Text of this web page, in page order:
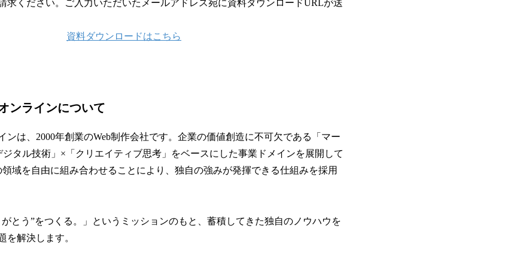
求ください。ご入力いただいたメールアドレス宛に資料ダウンロードURLが送
資料ダウンロードはこちら
ンラインについて
ンは、2000年創業のWeb制作会社です。企業の価値創造に不可欠である「マー
タル技術」×「クリエイティブ思考」をベースにした事業ドメインを展開して
域を自由に組み合わせることにより、独自の強みが発揮できる仕組みを採用
がとう”をつくる。」というミッションのもと、蓄積してきた独自のノウハウを
を解決します。